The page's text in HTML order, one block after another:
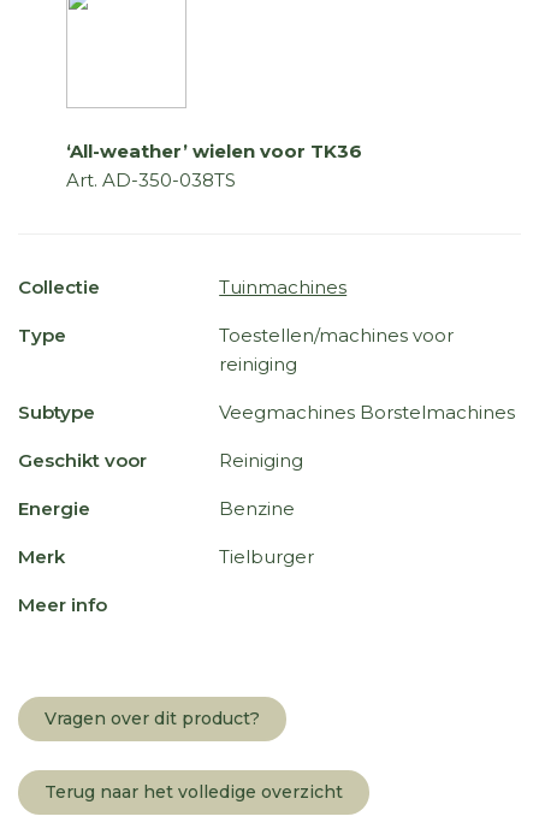
‘All-weather’ wielen voor TK36
Art. AD-350-038TS
Collectie Tuinmachines
Type
Toestellen/machines voor
reiniging
Subtype Veegmachines Borstelmachines
Geschikt voor Reiniging
Energie Benzine
Merk Tielburger
Meer info
Vragen over dit product?
Terug naar het volledige overzicht